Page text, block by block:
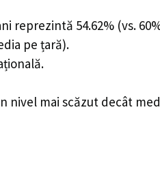
reprezintă 54.62% (vs.
pe țară).
nivel mai scăzut decât